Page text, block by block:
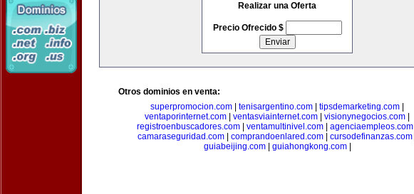
Realizar una Oferta
Precio Ofrecido $
Otros dominios en venta:
superpromocion.com
tenisargentino.com tipsdemarketing.com
ventaporinternet.com
ventasviainternet.com visionynegocios.com
registroenbuscadores.com
ventamultinivel.com agenciaempleos.com
camaraseguridad.com
comprandoenlared.com cursodefinanzas.com
guiabeijing.com| guiahongkong.com|